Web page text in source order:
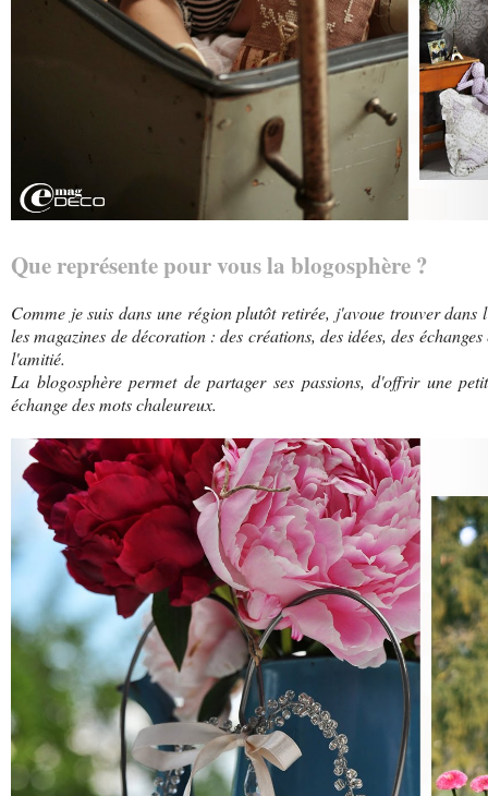
Que représente pour vous la blogosphère ?
Comme je suis dans une région plutôt retirée, j'avoue trouver dans
les magazines de décoration : des créations, des idées, des
l'amitié.
La blogosphère permet de partager ses passions, d'offrir une
échange des mots chaleureux.